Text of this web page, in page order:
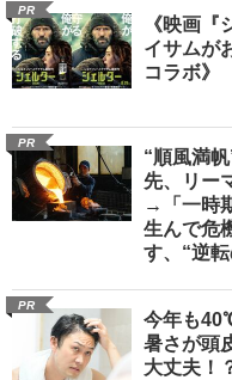
PR
《映画
イサムが
コラボ》
PR
“順風満
先、リー
→「一時
生んで危
す、“逆
PR
今年も
暑さが頭
大丈夫！